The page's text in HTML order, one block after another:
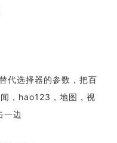
代选择器的参数，把百
，hao123，地图，视
一边